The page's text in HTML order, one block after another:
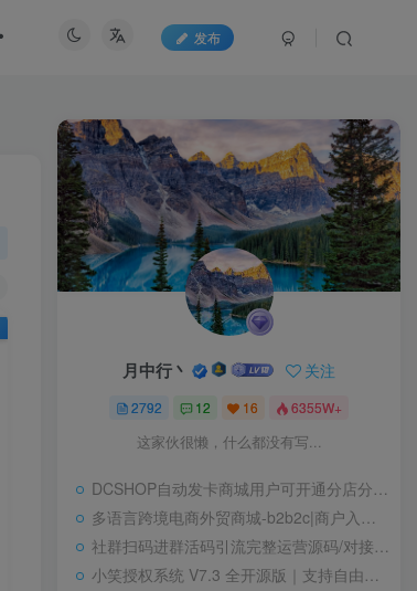
发布
月中行丶 关注
2792 12 16 6355W+
这家伙很懒，什么都没有写...
DCSHOP自动发卡商城用户可开通分店分销，支持实物发货，自带博客功能
多语言跨境电商外贸商城-b2b2c|商户入驻|随机物流|信用分|平台代发
社群扫码进群活码引流完整运营源码/对接免签约支付接口/推广正常绑定下级
小笑授权系统 V7.3 全开源版｜支持自由二次开发